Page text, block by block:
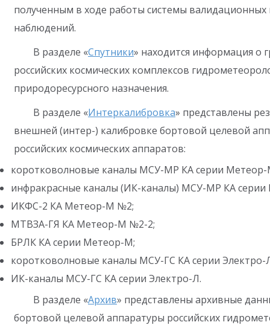
полученным в ходе работы системы валидационных
наблюдений.
В разделе «Спутники» находится информация о
российских космических комплексов
природоресурсного назначения.
В разделе «Интеркалибровка» представлены
внешней (интер-) калибровке бортовой целевой
российских космических аппаратов:
коротковолновые каналы МСУ-МР КА серии
инфракрасные каналы (ИК-каналы) МСУ-МР КА
ИКФС-2 КА Метеор-М №2;
МТВЗА-ГЯ КА Метеор-М №2-2;
БРЛК КА серии Метеор-М;
коротковолновые каналы МСУ-ГС КА серии Электро-
ИК-каналы МСУ-ГС КА серии Электро-Л.
В разделе «Архив» представлены архивные
бортовой целевой аппаратуры российских